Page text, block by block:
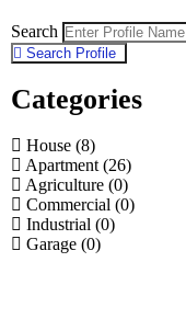
Search
Search Profile
Categories
House (8)
Apartment (26)
Agriculture (0)
Commercial (0)
Industrial (0)
Garage (0)